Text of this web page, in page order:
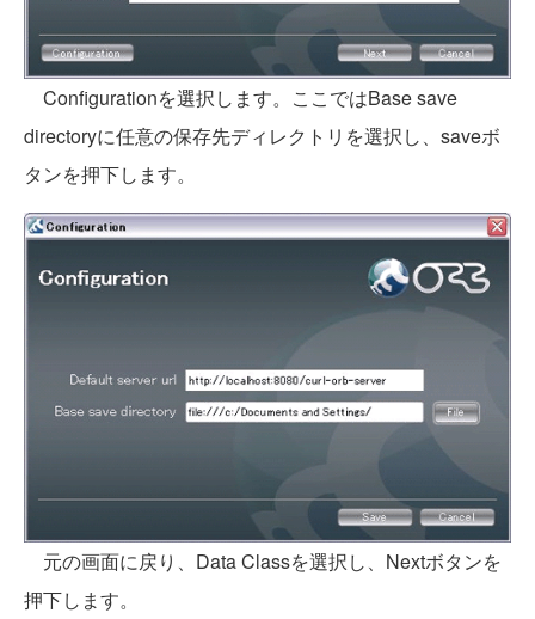
Configurationを選択します。ここではBase save
directoryに任意の保存先ディレクトリを選択し、saveボ
タンを押下します。
元の画面に戻り、Data Classを選択し、Nextボタンを
押下します。